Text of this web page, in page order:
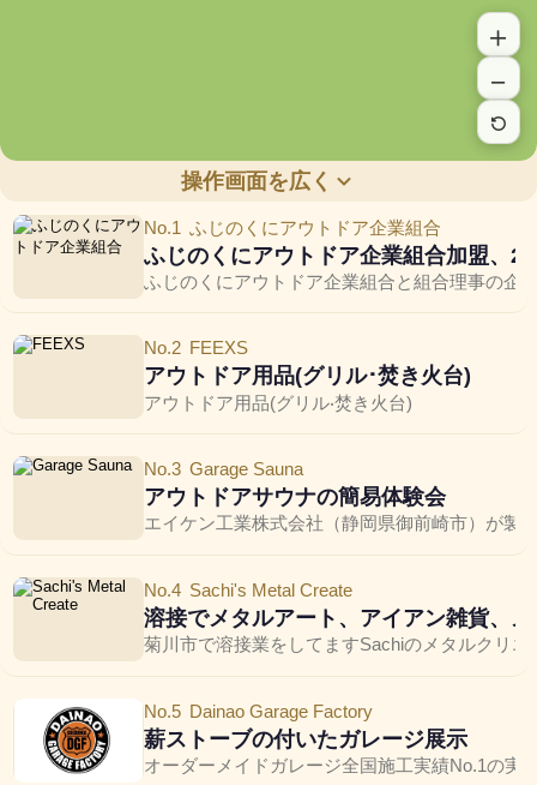
No.1 ふじのくにアウトドア企業組合
ふじのくにアウトドア企業組合加盟、2
ふじのくにアウトドア企業組合と組合理事の企
No.2 FEEXS
アウトドア用品(グリル･焚き火台)
アウトドア⽤品(グリル‧焚き⽕台)
No.3 Garage Sauna
アウトドアサウナの簡易体験会
エイケン工業株式会社（静岡県御前崎市）が製
No.4 Sachi's Metal Create
溶接でメタルアート、アイアン雑貨、
菊川市で溶接業をしてますSachiのメタルクリ
No.5 Dainao Garage Factory
薪ストーブの付いたガレージ展示
オーダーメイドガレージ全国施工実績No.1の実
＋
－
×
操作画面を広く